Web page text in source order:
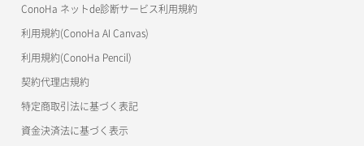
ConoHa ネットde診断サービス利用規約
利用規約(ConoHa AI Canvas)
利用規約(ConoHa Pencil)
契約代理店規約
特定商取引法に基づく表記
資金決済法に基づく表示